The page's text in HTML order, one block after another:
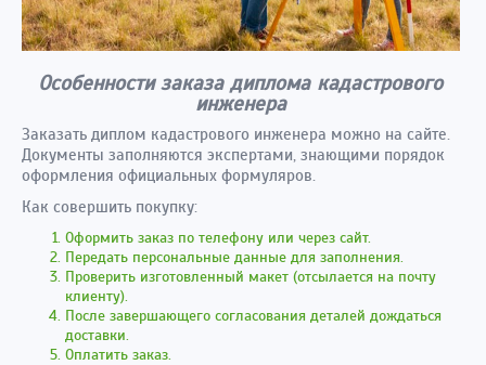
Особенности заказа диплома кадастрового
инженера
Заказать диплом кадастрового инженера можно на сайте.
Документы заполняются экспертами, знающими порядок
оформления официальных формуляров.
Как совершить покупку:
Оформить заказ по телефону или через сайт.
Передать персональные данные для заполнения.
Проверить изготовленный макет (отсылается на почту
клиенту).
После завершающего согласования деталей дождаться
доставки.
Оплатить заказ.